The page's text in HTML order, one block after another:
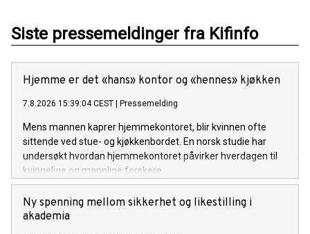
Siste pressemeldinger fra Kifinfo
Hjemme er det «hans» kontor og «hennes» kjøkken
7.8.2026 15:39:04 CEST Pressemelding
Mens mannen kaprer hjemmekontoret, blir kvinnen ofte
sittende ved stue- og kjøkkenbordet. En norsk studie har
undersøkt hvordan hjemmekontoret påvirker hverdagen til
kvinnelige og mannlige forskere.
Ny spenning mellom sikkerhet og likestilling i
akademia